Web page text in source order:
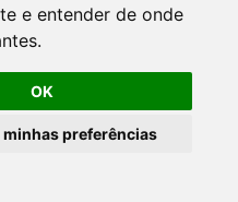
e entender de onde
OK
minhas preferências